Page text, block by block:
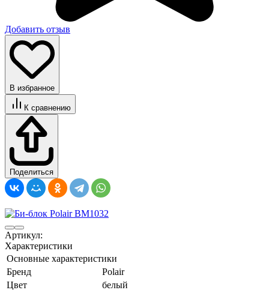
Добавить отзыв
В избранное
К сравнению
Поделиться
Артикул:
Характеристики
Основные характеристики
Бренд
Polair
Цвет
белый